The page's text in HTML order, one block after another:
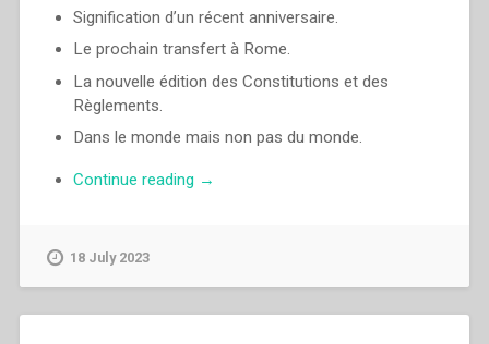
Signification d’un récent anniversaire.
Le prochain transfert à Rome.
La nouvelle édition des Constitutions et des
Règlements.
Dans le monde mais non pas du monde.
Continue reading “Luigi
→
18 July 2023